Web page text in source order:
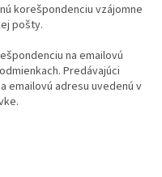
korešpondenciu vzájomne
pošty.
na emailovú
Predávajúci
emailovú adresu uvedenú v